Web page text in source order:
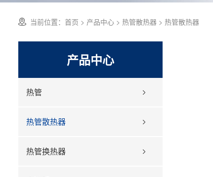
当前位置： 首页 > 产品中心 > 热管散热器 > 热管散热器
产品中心
热管
热管散热器
热管换热器